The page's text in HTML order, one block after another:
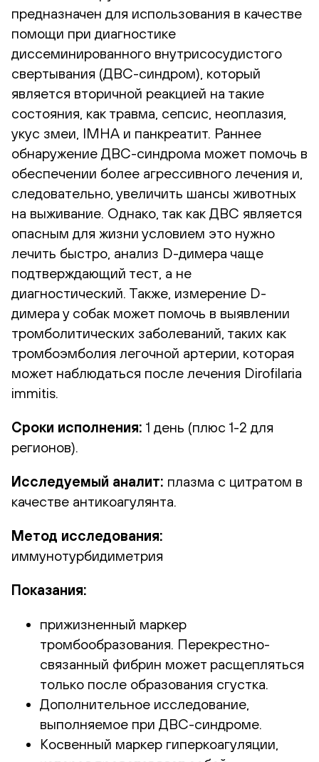
предназначен для использования в качестве
помощи при диагностике
диссеминированного внутрисосудистого
свертывания (ДВС-синдром), который
является вторичной реакцией на такие
состояния, как травма, сепсис, неоплазия,
укус змеи, IMHA и панкреатит. Раннее
обнаружение ДВС-синдрома может помочь в
обеспечении более агрессивного лечения и,
следовательно, увеличить шансы животных
на выживание. Однако, так как ДВС является
опасным для жизни условием это нужно
лечить быстро, анализ D-димера чаще
подтверждающий тест, а не
диагностический. Также, измерение D-
димера у собак может помочь в выявлении
тромболитических заболеваний, таких как
тромбоэмболия легочной артерии, которая
может наблюдаться после лечения Dirofilaria
immitis.
Сроки исполнения: 1 день (плюс 1-2 для
регионов).
Исследуемый аналит: плазма с цитратом в
качестве антикоагулянта.
Метод исследования:
иммунотурбидиметрия
Показания:
прижизненный маркер
тромбообразования. Перекрестно-
связанный фибрин может расщепляться
только после образования сгустка.
Дополнительное исследование,
выполняемое при ДВС-синдроме.
Косвенный маркер гиперкоагуляции,